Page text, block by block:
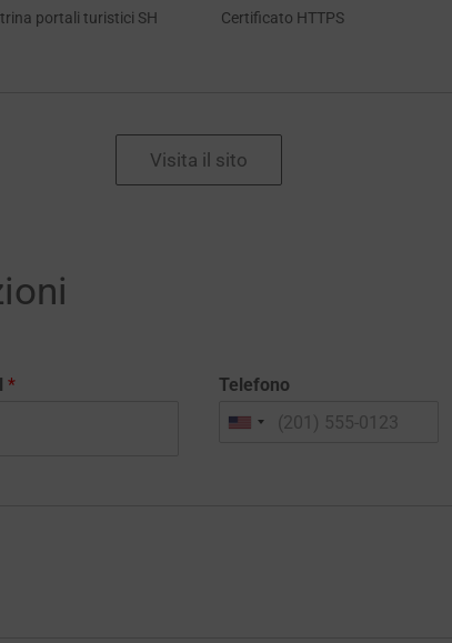
portali turistici SH Certificato HTTPS
Visita il sito
* Telefono